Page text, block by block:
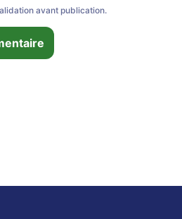
avant publication.